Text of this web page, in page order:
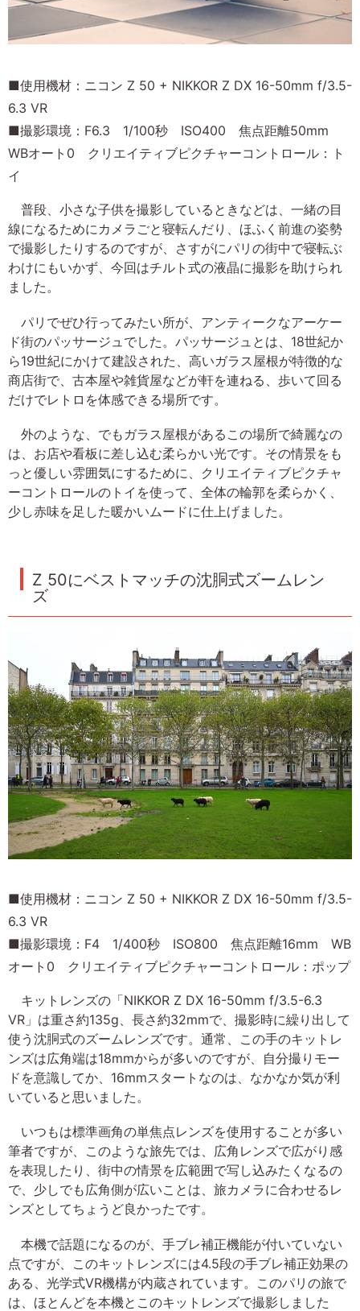
■使用機材：ニコン Z 50 + NIKKOR Z DX 16-50mm f/3.5-
6.3 VR
■撮影環境：F6.3 1/100秒 ISO400 焦点距離50mm
WBオート0 クリエイティブピクチャーコントロール：ト
イ
普段、小さな子供を撮影しているときなどは、一緒の目
線になるためにカメラごと寝転んだり、ほふく前進の姿勢
で撮影したりするのですが、さすがにパリの街中で寝転ぶ
わけにもいかず、今回はチルト式の液晶に撮影を助けられ
ました。
パリでぜひ行ってみたい所が、アンティークなアーケー
ド街のパッサージュでした。パッサージュとは、18世紀か
ら19世紀にかけて建設された、高いガラス屋根が特徴的な
商店街で、古本屋や雑貨屋などが軒を連ねる、歩いて回る
だけでレトロを体感できる場所です。
外のような、でもガラス屋根があるこの場所で綺麗なの
は、お店や看板に差し込む柔らかい光です。その情景をも
っと優しい雰囲気にするために、クリエイティブピクチャ
ーコントロールのトイを使って、全体の輪郭を柔らかく、
少し赤味を足した暖かいムードに仕上げました。
Z 50にベストマッチの沈胴式ズームレン
ズ
■使用機材：ニコン Z 50 + NIKKOR Z DX 16-50mm f/3.5-
6.3 VR
■撮影環境：F4 1/400秒 ISO800 焦点距離16mm WB
オート0 クリエイティブピクチャーコントロール：ポップ
キットレンズの「NIKKOR Z DX 16-50mm f/3.5-6.3
VR」は重さ約135g、長さ約32mmで、撮影時に繰り出して
使う沈胴式のズームレンズです。通常、この手のキットレ
ンズは広角端は18mmからが多いのですが、自分撮りモー
ドを意識してか、16mmスタートなのは、なかなか気が利
いていると思いました。
いつもは標準画角の単焦点レンズを使用することが多い
筆者ですが、このような旅先では、広角レンズで広がり感
を表現したり、街中の情景を広範囲で写し込みたくなるの
で、少しでも広角側が広いことは、旅カメラに合わせるレ
ンズとしてちょうど良かったです。
本機で話題になるのが、手ブレ補正機能が付いていない
点ですが、このキットレンズには4.5段の手ブレ補正効果の
ある、光学式VR機構が内蔵されています。このパリの旅で
は、ほとんどを本機とこのキットレンズで撮影しました